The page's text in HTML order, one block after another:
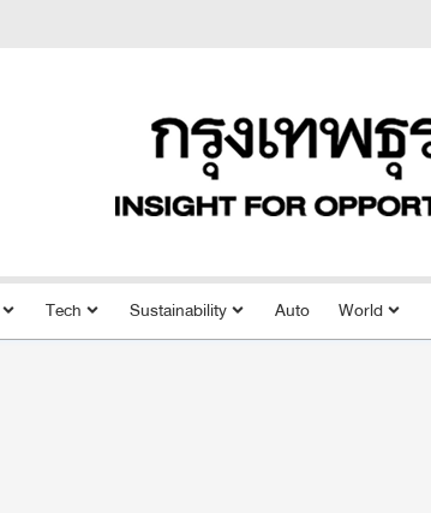
Tech Sustainability Auto World